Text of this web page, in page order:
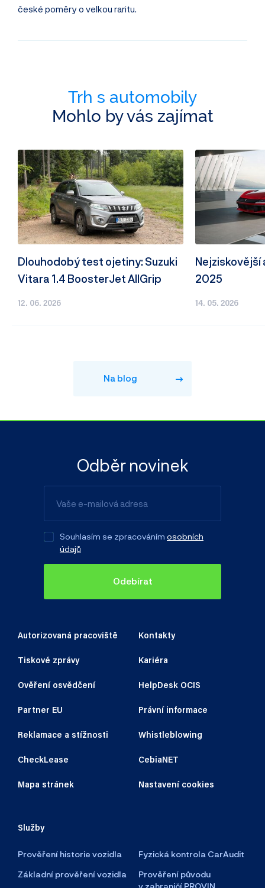
české poměry o velkou raritu.
Trh s automobily
Mohlo by vás zajímat
12. 06. 2026
Dlouhodobý test ojetiny: Suzuki
Vitara 1.4 BoosterJet AllGrip
14. 05. 2026
Nejziskovější
2025
Na blog
Autorizovaná pracoviště Kontakty
Tiskové zprávy Kariéra
Ověření osvědčení HelpDesk OCIS
Partner EU Právní informace
Reklamace a stížnosti Whistleblowing
CheckLease CebiaNET
Mapa stránek Nastavení cookies
Služby
Prověření historie vozidla
Fyzická kontrola CarAudit
Základní prověření vozidla
Prověření původu
v zahraničí PROVIN
Odběr novinek
Souhlasím se zpracováním osobních
údajů
Odebírat